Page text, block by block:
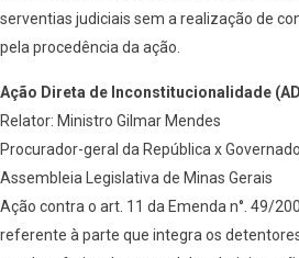
serventias judiciais sem a realização de
pela procedência da ação.
Ação Direta de Inconstitucionalidade
Relator: Ministro Gilmar Mendes
Procurador-geral da República x
Assembleia Legislativa de Minas Gerais
Ação contra o art. 11 da Emenda n°. 49/
referente à parte que integra os